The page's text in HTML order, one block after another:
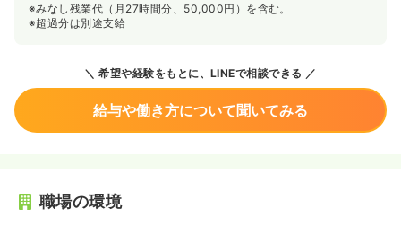
※みなし残業代（月27時間分、50,000円）を含む。
※超過分は別途支給
希望や経験をもとに、LINEで相談できる
給与や働き方について聞いてみる
職場の環境